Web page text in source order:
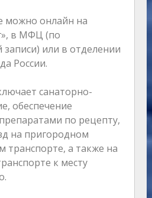
можно онлайн на
в МФЦ (по
или в отделении
России.
санаторно-
обеспечение
по рецепту,
на пригородном
транспорте, а также на
к месту